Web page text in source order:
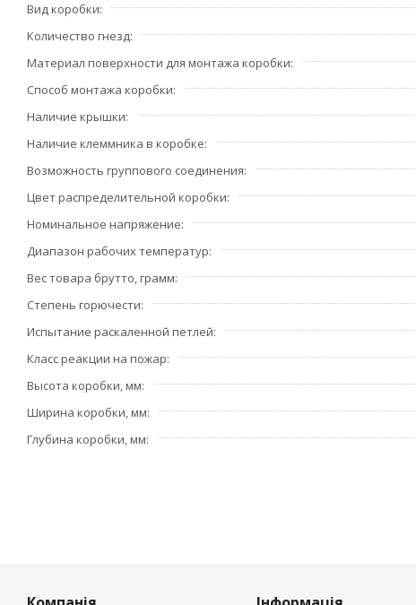
Вид коробки
Количество гнезд
Материал поверхности для монтажа коробки
Способ монтажа коробки
Наличие крышки
Наличие клеммника в коробке
Возможность группового соединения
Цвет распределительной коробки
Номинальное напряжение
Диапазон рабочих температур
Вес товара брутто, грамм
Степень горючести
Испытание раскаленной петлей
Класс реакции на пожар
Высота коробки, мм
Ширина коробки, мм
Глубина коробки, мм